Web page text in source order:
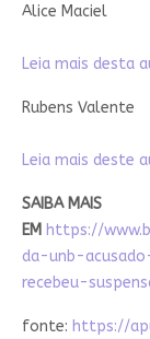
Alice Maciel
Leia mais desta
Rubens Valente
Leia mais deste
SAIBA MAIS
EM https://
da-unb-
recebeu-
fonte: https://